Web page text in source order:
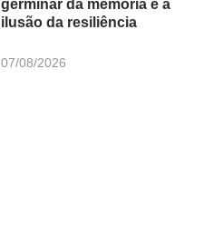
germinar da memória e a
ilusão da resiliência
07/08/2026